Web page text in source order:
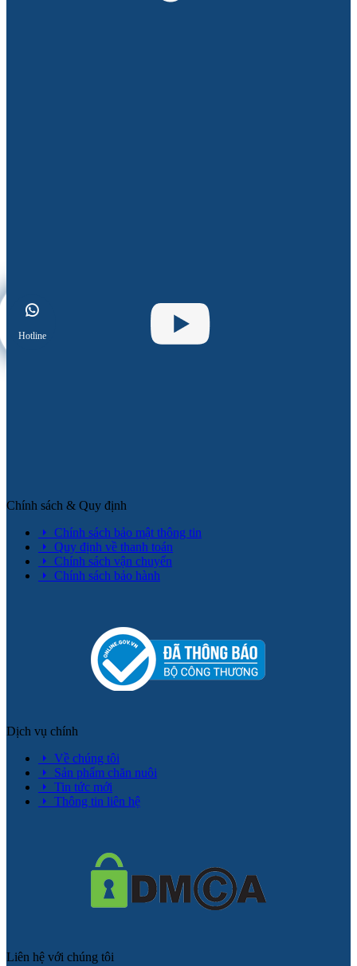
Chính sách & Quy định
Chính sách bảo mật thông tin
Quy định về thanh toán
Chính sách vận chuyển
Chính sách bảo hành
Dịch vụ chính
Về chúng tôi
Sản phẩm chăn nuôi
Tin tức mới
Thông tin liên hệ
Liên hệ với chúng tôi
Hotline